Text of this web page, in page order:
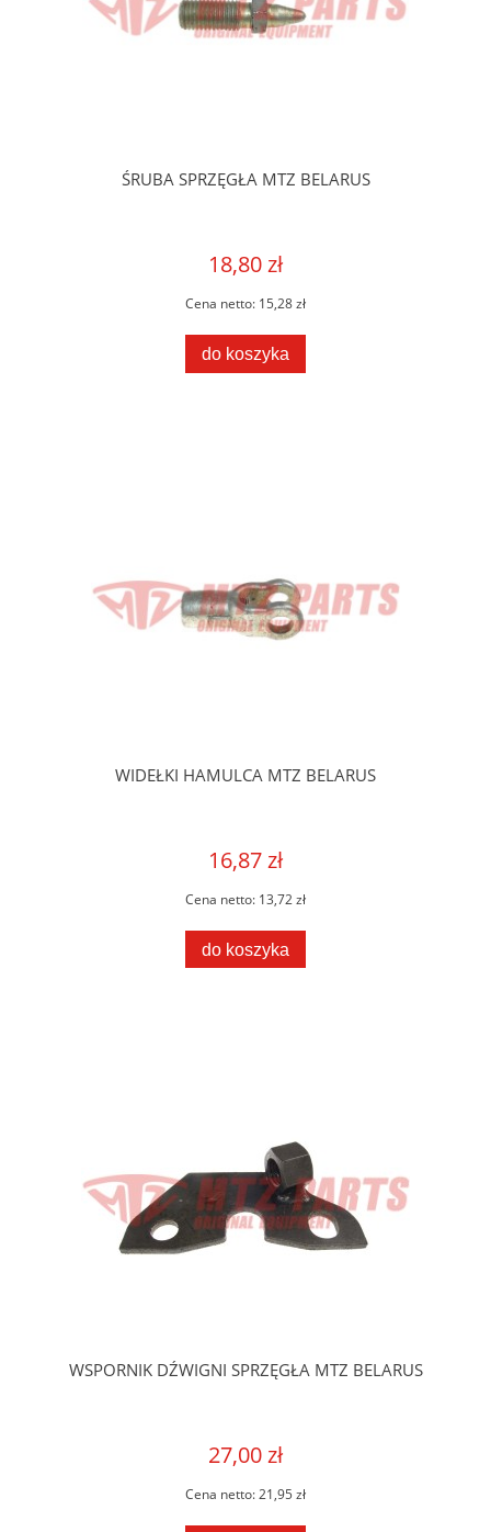
ŚRUBA SPRZĘGŁA MTZ BELARUS
18,80 zł
Cena netto: 15,28 zł
do koszyka
WIDEŁKI HAMULCA MTZ BELARUS
16,87 zł
Cena netto: 13,72 zł
do koszyka
WSPORNIK DŹWIGNI SPRZĘGŁA MTZ BELARUS
27,00 zł
Cena netto:21,95 zł